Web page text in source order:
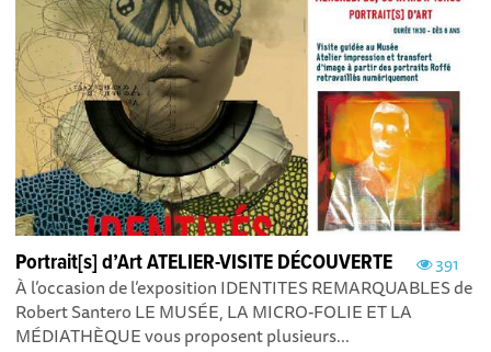
391
Portrait[s] d’Art ATELIER-VISITE DÉCOUVERTE
À l’occasion de l’exposition IDENTITES REMARQUABLES de
Robert Santero LE MUSÉE, LA MICRO-FOLIE ET LA
MÉDIATHÈQUE vous proposent plusieurs...